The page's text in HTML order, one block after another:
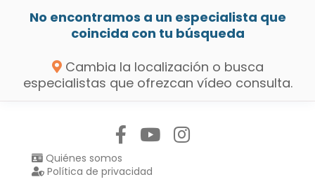
No encontramos a un especialista que
coincida con tu búsqueda
Cambia la localización o busca
especialistas que ofrezcan vídeo consulta.
Quiénes somos
Política de privacidad